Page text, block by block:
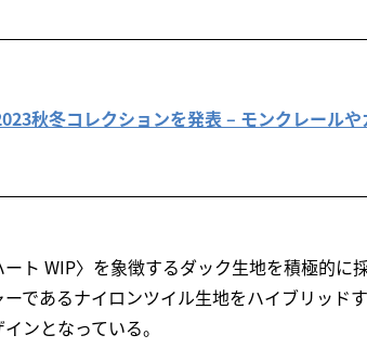
秋冬コレクションを発表 – モンクレール
ト WIP〉を象徴するダック生地を積極的に
であるナイロンツイル生地をハイブリッド
ンとなっている。